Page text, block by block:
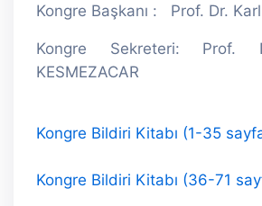
Kongre Başkanı : Prof. Dr.
Kongre Sekreteri: Prof.
KESMEZACAR
Kongre Bildiri Kitabı (1-35
Kongre Bildiri Kitabı (36-71